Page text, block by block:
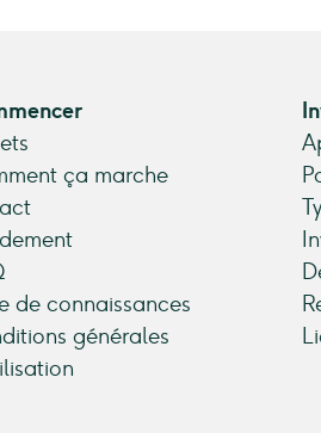
ça marche
de connaissances
générales